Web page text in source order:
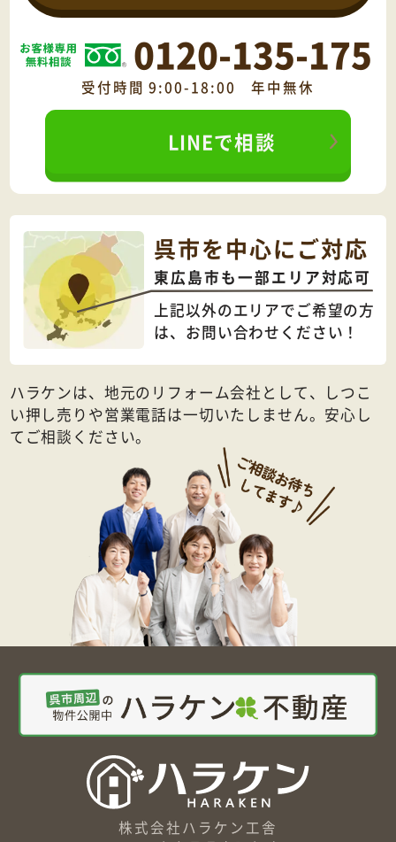
0120-135-175
受付時間 9:00-18:00 年中無休
LINEで相談
呉市を中心にご対応
東広島市も一部エリア対応可
上記以外のエリアでご希望の方
は、 お問い合わせください！
ハラケンは、地元のリフォーム会社として、しつこ
い押し売りや営業電話は一切いたしません。安心し
てご相談ください。
株式会社ハラケン工舎